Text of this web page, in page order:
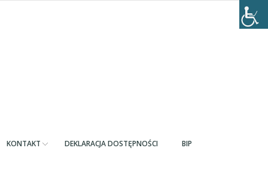
KONTAKT DEKLARACJA DOSTĘPNOŚCI BIP